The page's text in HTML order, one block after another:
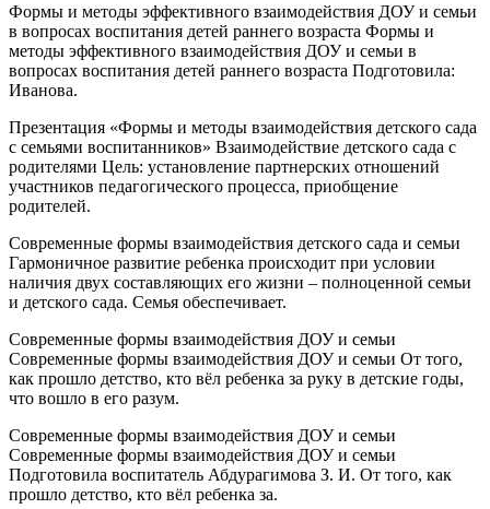
Формы и методы эффективного взаимодействия ДОУ и семьи
в вопросах воспитания детей раннего возраста Формы и
методы эффективного взаимодействия ДОУ и семьи в
вопросах воспитания детей раннего возраста Подготовила:
Иванова.
Презентация «Формы и методы взаимодействия детского сада
с семьями воспитанников» Взаимодействие детского сада с
родителями Цель: установление партнерских отношений
участников педагогического процесса, приобщение
родителей.
Современные формы взаимодействия детского сада и семьи
Гармоничное развитие ребенка происходит при условии
наличия двух составляющих его жизни – полноценной семьи
и детского сада. Семья обеспечивает.
Современные формы взаимодействия ДОУ и семьи
Современные формы взаимодействия ДОУ и семьи От того,
как прошло детство, кто вёл ребенка за руку в детские годы,
что вошло в его разум.
Современные формы взаимодействия ДОУ и семьи
Современные формы взаимодействия ДОУ и семьи
Подготовила воспитатель Абдурагимова З. И. От того, как
прошло детство, кто вёл ребенка за.